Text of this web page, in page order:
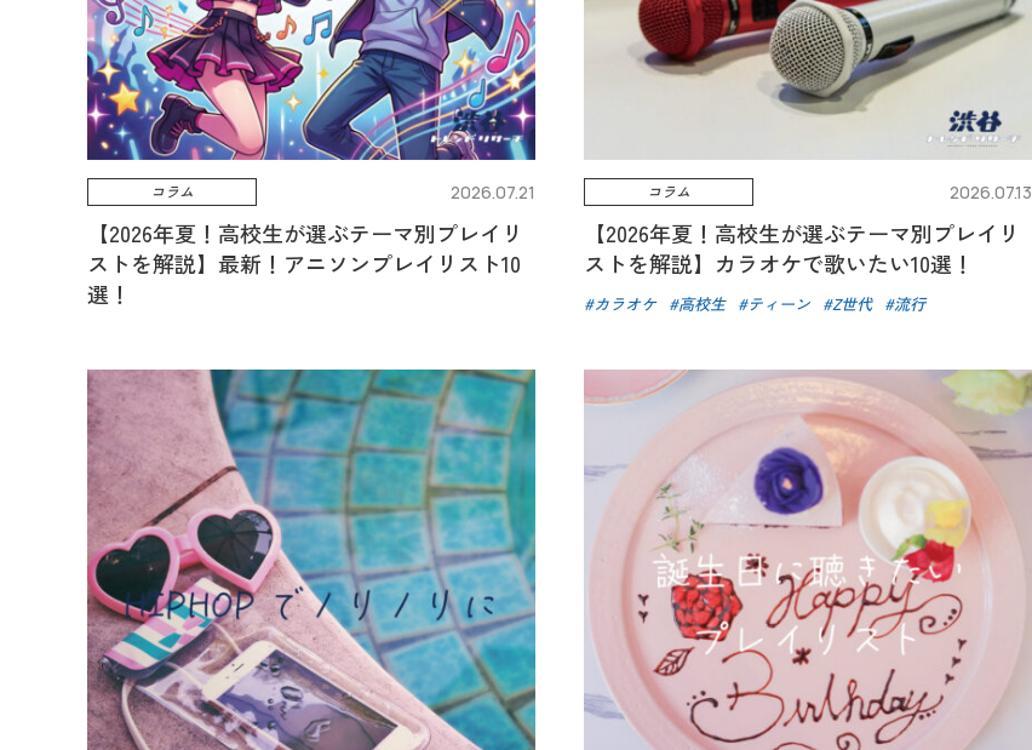
コラム 2026.07.21
【2026年夏！高校生が選ぶテーマ別プレイリ
ストを解説】最新！アニソンプレイリスト10
選！
コラム 2026.07.13
【2026年夏！高校生が選ぶテーマ別プレイリ
ストを解説】カラオケで歌いたい10選！
カラオケ 高校生 ティーン Z世代 流行